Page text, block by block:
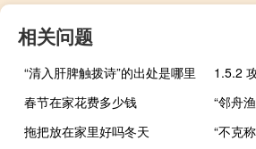
相关问题
“清入肝脾触拨诗”的出处是哪里
1.5.2
春节在家花费多少钱
“邻舟
拖把放在家里好吗冬天
“不克